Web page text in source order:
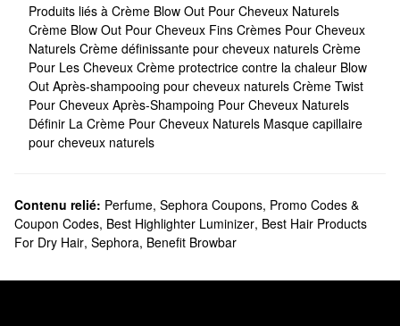
Produits liés à Crème Blow Out Pour Cheveux Naturels
Crème Blow Out Pour Cheveux Fins Crèmes Pour Cheveux
Naturels Crème définissante pour cheveux naturels Crème
Pour Les Cheveux Crème protectrice contre la chaleur Blow
Out Après-shampooing pour cheveux naturels Crème Twist
Pour Cheveux Après-Shampoing Pour Cheveux Naturels
Définir La Crème Pour Cheveux Naturels Masque capillaire
pour cheveux naturels
Contenu relié: Perfume, Sephora Coupons, Promo Codes &
Coupon Codes, Best Highlighter Luminizer, Best Hair Products
For Dry Hair, Sephora, Benefit Browbar